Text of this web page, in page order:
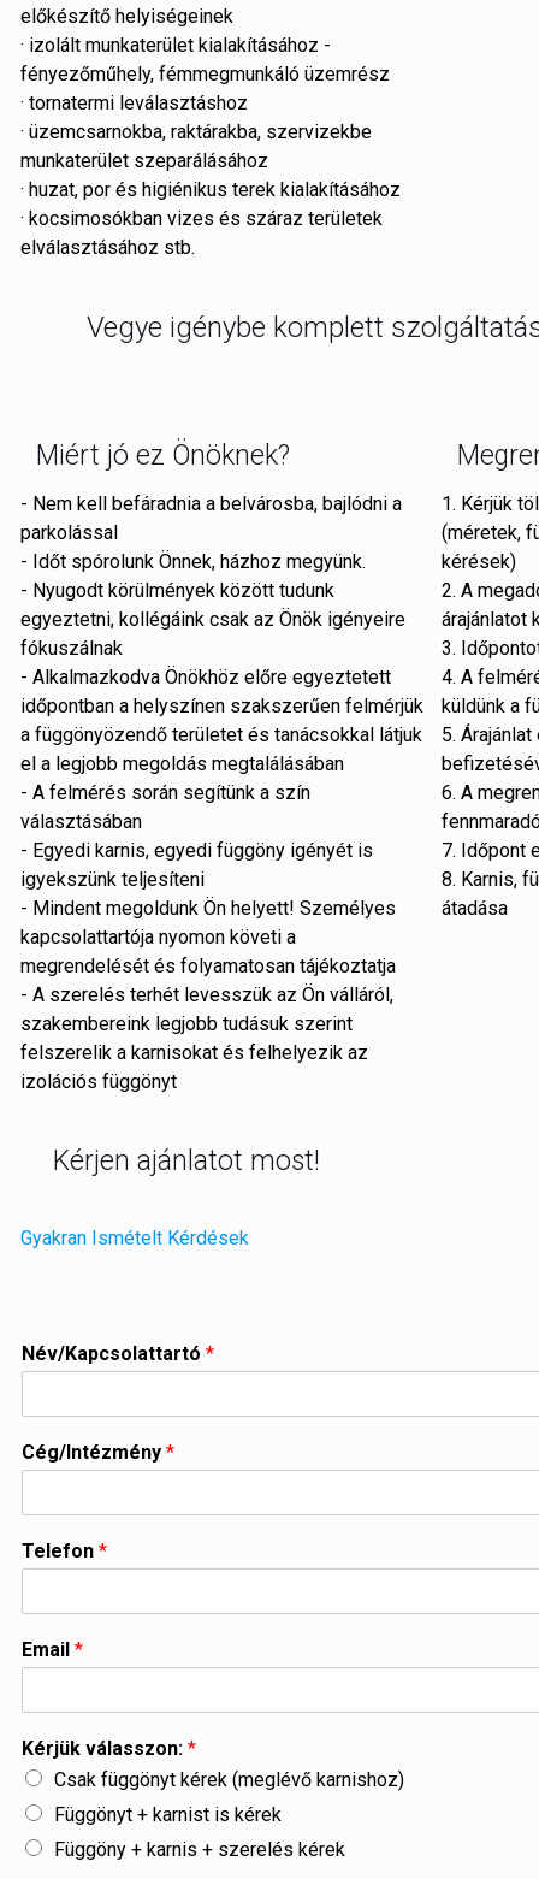
előkészítő helyiségeinek
· izolált munkaterület kialakításához -
fényezőműhely, fémmegmunkáló üzemrész
· tornatermi leválasztáshoz
· üzemcsarnokba, raktárakba, szervizekbe
munkaterület szeparálásához
· huzat, por és higiénikus terek kialakításához
· kocsimosókban vizes és száraz területek
elválasztásához stb.
Vegye igénybe komplett
Miért jó ez Önöknek?
- Nem kell befáradnia a belvárosba, bajlódni a
parkolással
- Időt spórolunk Önnek, házhoz megyünk.
- Nyugodt körülmények között tudunk
egyeztetni, kollégáink csak az Önök igényeire
fókuszálnak
- Alkalmazkodva Önökhöz előre egyeztetett
időpontban a helyszínen szakszerűen felmérjük
a függönyözendő területet és tanácsokkal látjuk
el a legjobb megoldás megtalálásában
- A felmérés során segítünk a szín
választásában
- Egyedi karnis, egyedi függöny igényét is
igyekszünk teljesíteni
- Mindent megoldunk Ön helyett! Személyes
kapcsolattartója nyomon követi a
megrendelését és folyamatosan tájékoztatja
- A szerelés terhét levesszük az Ön válláról,
szakembereink legjobb tudásuk szerint
felszerelik a karnisokat és felhelyezik az
izolációs függönyt
1. Kérjük
(méretek,
kérések)
2. A
árajánlatot
3.
4. A
küldünk a
5.
6. A
7. Időpont
8. Karnis,
átadása
Kérjen ajánlatot most!
Gyakran Ismételt Kérdések
Név/Kapcsolattartó *
Cég/Intézmény *
Telefon *
Email *
Kérjük válasszon: *
Csak függönyt kérek (meglévő karnishoz)
Függönyt + karnist is kérek
Függöny + karnis + szerelés kérek